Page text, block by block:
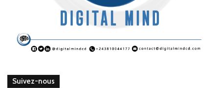
Suivez-nous